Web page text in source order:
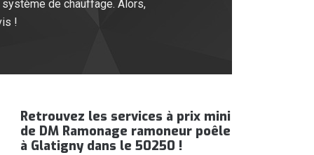
de chauffage. Alors,
!
Retrouvez les services à prix mini
de DM Ramonage ramoneur poêle
à Glatigny dans le 50250 !